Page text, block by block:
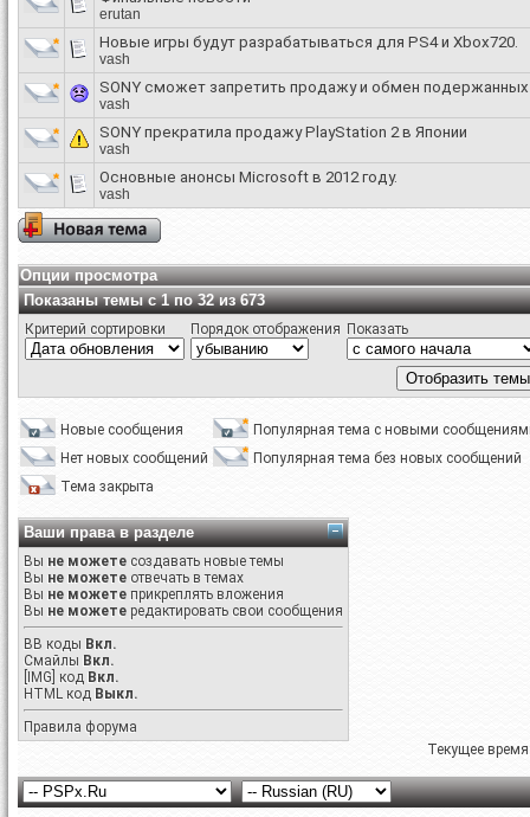
erutan
Новые игры будут разрабатываться для PS4 и Xbox720.
vash
SONY сможет запретить продажу и обмен подержанных
vash
SONY прекратила продажу PlayStation 2 в Японии
vash
Основные анонсы Microsoft в 2012 году.
vash
Опции просмотра
Показаны темы с 1 по 32 из 673
Критерий сортировки Порядок отображения Показать
Новые сообщения
Популярная тема с новыми
Нет новых сообщений
Популярная тема без новых сообщений
Тема закрыта
Ваши права в разделе
Вы не можете создавать новые темы
Вы не можете отвечать в темах
Вы не можете прикреплять вложения
Вы не можете редактировать свои сообщения
BB коды Вкл.
Смайлы Вкл.
[IMG] код Вкл.
HTML код Выкл.
Правила форума
Текущее